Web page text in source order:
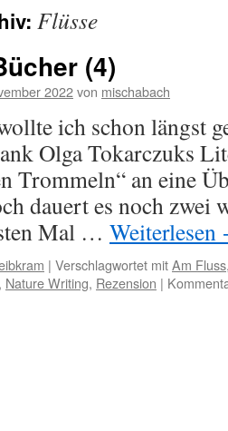
Flüsse
(4)
2022von mischabach
ich schon längst
Olga Tokarczuks
Trommeln“ an eine
dauert es noch zwei
Mal … Weiterlesen
| Verschlagwortet mitAm Fluss
, Nature Writing, Rezension |